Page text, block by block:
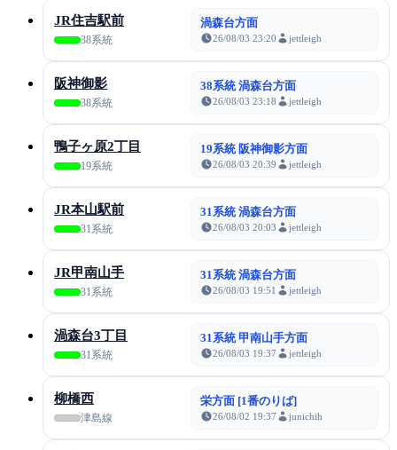
JR住吉駅前
38系統
渦森台方面
26/08/03 23:20 jettleigh
阪神御影
38系統
38系統 渦森台方面
26/08/03 23:18 jettleigh
鴨子ヶ原2丁目
19系統
19系統 阪神御影方面
26/08/03 20:39 jettleigh
JR本山駅前
31系統
31系統 渦森台方面
26/08/03 20:03 jettleigh
JR甲南山手
31系統
31系統 渦森台方面
26/08/03 19:51 jettleigh
渦森台3丁目
31系統
31系統 甲南山手方面
26/08/03 19:37 jettleigh
柳橋西
津島線
栄方面 [1番のりば]
26/08/02 19:37 junichih